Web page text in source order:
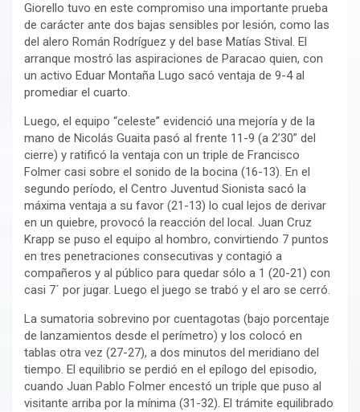
Giorello tuvo en este compromiso una importante prueba
de carácter ante dos bajas sensibles por lesión, como las
del alero Román Rodríguez y del base Matías Stival. El
arranque mostró las aspiraciones de Paracao quien, con
un activo Eduar Montaña Lugo sacó ventaja de 9-4 al
promediar el cuarto.
Luego, el equipo “celeste” evidenció una mejoría y de la
mano de Nicolás Guaita pasó al frente 11-9 (a 2’30” del
cierre) y ratificó la ventaja con un triple de Francisco
Folmer casi sobre el sonido de la bocina (16-13). En el
segundo período, el Centro Juventud Sionista sacó la
máxima ventaja a su favor (21-13) lo cual lejos de derivar
en un quiebre, provocó la reacción del local. Juan Cruz
Krapp se puso el equipo al hombro, convirtiendo 7 puntos
en tres penetraciones consecutivas y contagió a
compañeros y al público para quedar sólo a 1 (20-21) con
casi 7´ por jugar. Luego el juego se trabó y el aro se cerró.
La sumatoria sobrevino por cuentagotas (bajo porcentaje
de lanzamientos desde el perímetro) y los colocó en
tablas otra vez (27-27), a dos minutos del meridiano del
tiempo. El equilibrio se perdió en el epílogo del episodio,
cuando Juan Pablo Folmer encestó un triple que puso al
visitante arriba por la mínima (31-32). El trámite equilibrado